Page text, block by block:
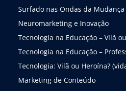
Surfado nas Ondas da Mudança
Neuromarketing e Inovação
Tecnologia na Educação – Vilã
Tecnologia na Educação –
Tecnologia: Vilã ou Heroína?
Marketing de Conteúdo